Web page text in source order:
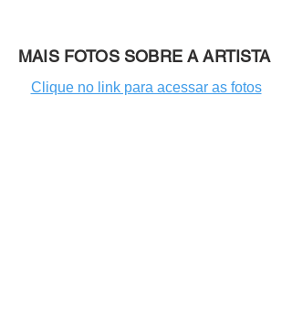
MAIS FOTOS SOBRE A ARTISTA
Clique no link para acessar as fotos